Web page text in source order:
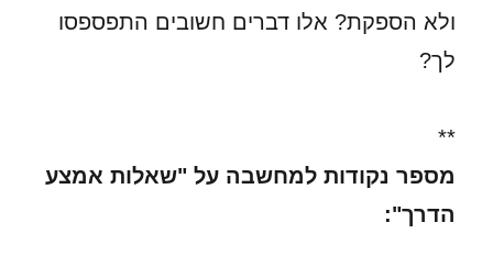
ולא הספקת? אלו דברים חשובים התפספסו
לך?
**
מספר נקודות למחשבה על "שאלות אמצע
הדרך":